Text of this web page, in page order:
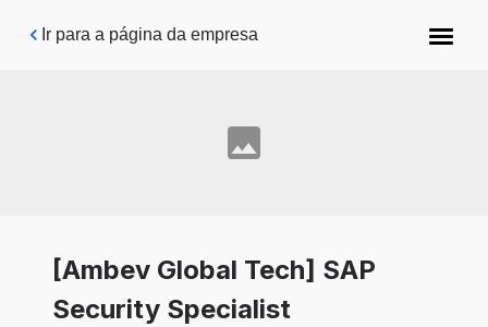
Pular para o conteúdo principal
Ir para a página da empresa
[Ambev Global Tech] SAP
Security Specialist